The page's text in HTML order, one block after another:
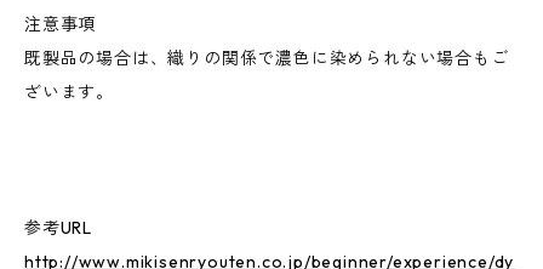
注意事項
既製品の場合は、織りの関係で濃色に染められない場合もご
ざいます。
参考URL
http://www.mikisenryouten.co.jp/beginner/experience/dy